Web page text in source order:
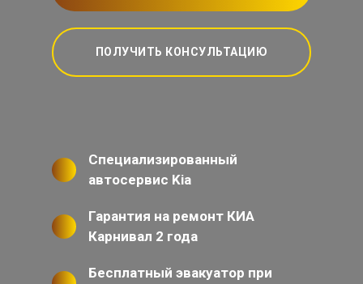
ПОЛУЧИТЬ КОНСУЛЬТАЦИЮ
Специализированный
автосервис Kia
Гарантия на ремонт КИА
Карнивал 2 года
Бесплатный эвакуатор при